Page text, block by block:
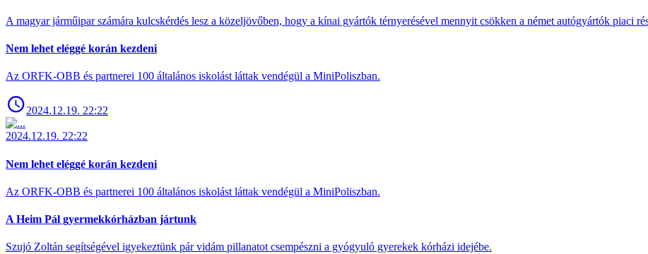
A magyar járműipar számára kulcskérdés lesz a közeljövőben, hogy a kínai gyártók térnyerésével mennyit csökken a német autógyártók piaci
Nem lehet eléggé korán kezdeni
Az ORFK-OBB és partnerei 100 általános iskolást láttak vendégül a MiniPoliszban.
2024.12.19. 22:22
2024.12.19. 22:22
Nem lehet eléggé korán kezdeni
Az ORFK-OBB és partnerei 100 általános iskolást láttak vendégül a MiniPoliszban.
A Heim Pál gyermekkórházban jártunk
Szujó Zoltán segítségével igyekeztünk pár vidám pillanatot csempészni a gyógyuló gyerekek kórházi idejébe.